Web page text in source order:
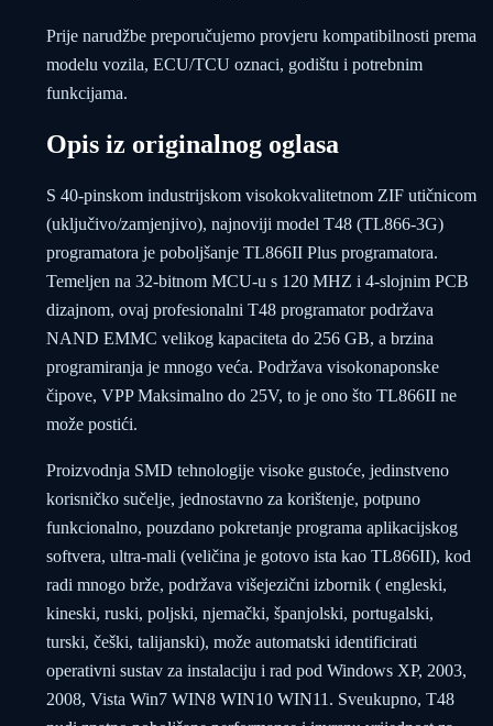
Prije narudžbe preporučujemo provjeru kompatibilnosti prema
modelu vozila, ECU/TCU oznaci, godištu i potrebnim
funkcijama.
Opis iz originalnog oglasa
S 40-pinskom industrijskom visokokvalitetnom ZIF utičnicom
(uključivo/zamjenjivo), najnoviji model T48 (TL866-3G)
programatora je poboljšanje TL866II Plus programatora.
Temeljen na 32-bitnom MCU-u s 120 MHZ i 4-slojnim PCB
dizajnom, ovaj profesionalni T48 programator podržava
NAND EMMC velikog kapaciteta do 256 GB, a brzina
programiranja je mnogo veća. Podržava visokonaponske
čipove, VPP Maksimalno do 25V, to je ono što TL866II ne
može postići.
Proizvodnja SMD tehnologije visoke gustoće, jedinstveno
korisničko sučelje, jednostavno za korištenje, potpuno
funkcionalno, pouzdano pokretanje programa aplikacijskog
softvera, ultra-mali (veličina je gotovo ista kao TL866II), kod
radi mnogo brže, podržava višejezični izbornik ( engleski,
kineski, ruski, poljski, njemački, španjolski, portugalski,
turski, češki, talijanski), može automatski identificirati
operativni sustav za instalaciju i rad pod Windows XP, 2003,
2008, Vista Win7 WIN8 WIN10 WIN11. Sveukupno, T48